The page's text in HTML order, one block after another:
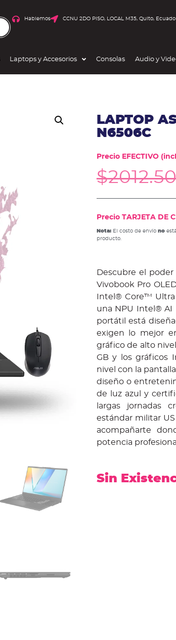
Hablemos CCNU 2DO PISO, LOCAL M35, Quito,
Laptops y Accesorios Consolas Audio y
LAPTOP
N6506C
Precio EFECTIVO
$
Precio TARJETA DE
Nota:El costo de envío no
producto.
Descubre el
Vivobook Pro
Intel® Core™ Ultra
una NPU Intel® AI
portátil está
exigen lo mejor
gráfico de alto
GB y los gráficos
nivel con la
diseño o
de luz azul y
largas jornadas
estándar militar
acompañarte
potencia
Sin